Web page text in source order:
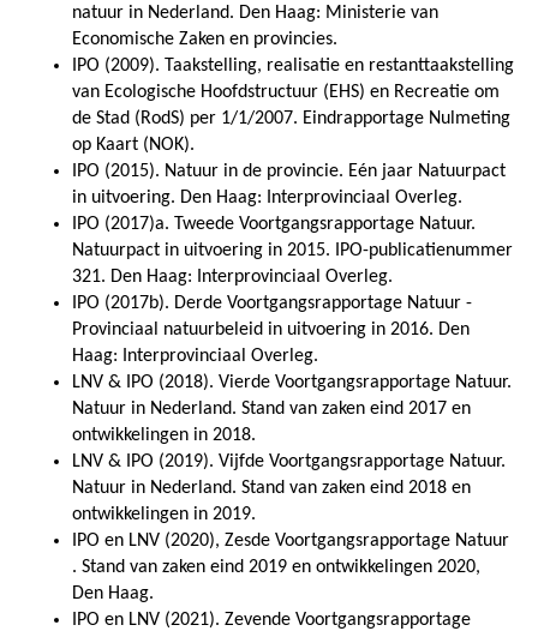
natuur in Nederland. Den Haag: Ministerie van
Economische Zaken en provincies.
IPO (2009). Taakstelling, realisatie en restanttaakstelling
van Ecologische Hoofdstructuur (EHS) en Recreatie om
de Stad (RodS) per 1/1/2007. Eindrapportage Nulmeting
op Kaart (NOK).
IPO (2015). Natuur in de provincie. Eén jaar Natuurpact
in uitvoering. Den Haag: Interprovinciaal Overleg.
IPO (2017)a. Tweede Voortgangsrapportage Natuur.
Natuurpact in uitvoering in 2015. IPO-publicatienummer
321. Den Haag: Interprovinciaal Overleg.
IPO (2017b). Derde Voortgangsrapportage Natuur -
Provinciaal natuurbeleid in uitvoering in 2016. Den
Haag: Interprovinciaal Overleg.
LNV & IPO (2018). Vierde Voortgangsrapportage Natuur.
Natuur in Nederland. Stand van zaken eind 2017 en
ontwikkelingen in 2018.
LNV & IPO (2019). Vijfde Voortgangsrapportage Natuur.
Natuur in Nederland. Stand van zaken eind 2018 en
ontwikkelingen in 2019.
IPO en LNV (2020), Zesde Voortgangsrapportage Natuur
. Stand van zaken eind 2019 en ontwikkelingen 2020,
Den Haag.
IPO en LNV (2021). Zevende Voortgangsrapportage